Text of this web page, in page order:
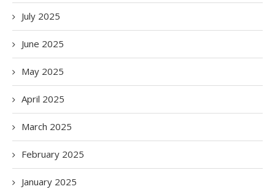
July 2025
June 2025
May 2025
April 2025
March 2025
February 2025
January 2025